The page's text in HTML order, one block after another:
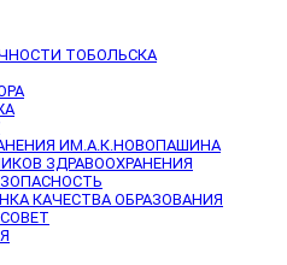
ТОБОЛЬСКА
ИМ.А.К.НОВОПАШИНА
ЗДРАВООХРАНЕНИЯ
КАЧЕСТВА ОБРАЗОВАНИЯ